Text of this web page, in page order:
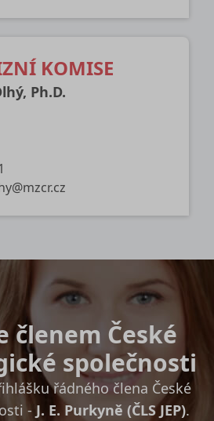
KOMISE
Ph.D.
členem České
společnosti
řádného člena České
- J. E. Purkyně (ČLS JEP).